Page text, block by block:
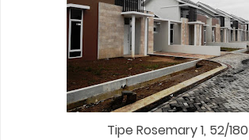
Tipe Rosemary 1, 52/180